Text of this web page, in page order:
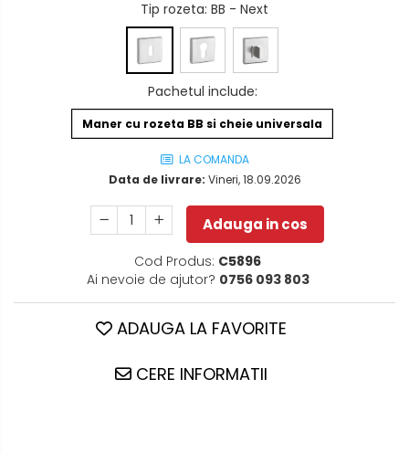
Tip rozeta: BB - Next
Pachetul include:
Maner cu rozeta BB si cheie universala
LA COMANDA
Data de livrare: Vineri, 18.09.2026
Adauga in cos
Cod Produs: C5896
Ai nevoie de ajutor? 0756 093 803
ADAUGA LA FAVORITE
CERE INFORMATII